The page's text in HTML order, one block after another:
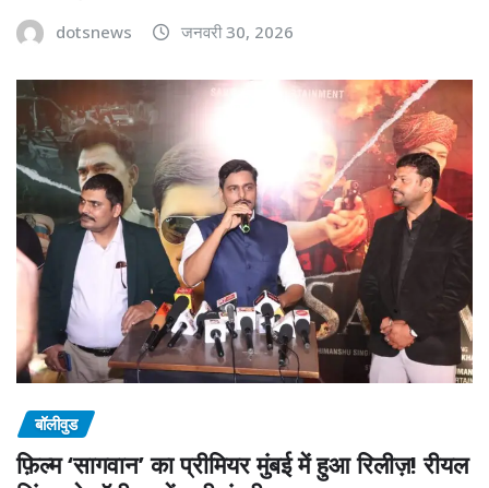
dotsnews जनवरी 30, 2026
बॉलीवुड
फ़िल्म ‘सागवान’ का प्रीमियर मुंबई में हुआ रिलीज़! रीयल